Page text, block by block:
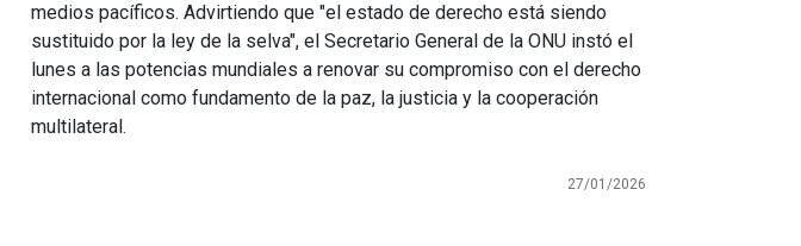
medios pacíficos. Advirtiendo que "el estado de derecho está siendo
sustituido por la ley de la selva", el Secretario General de la ONU instó el
lunes a las potencias mundiales a renovar su compromiso con el derecho
internacional como fundamento de la paz, la justicia y la cooperación
multilateral.
27/01/2026